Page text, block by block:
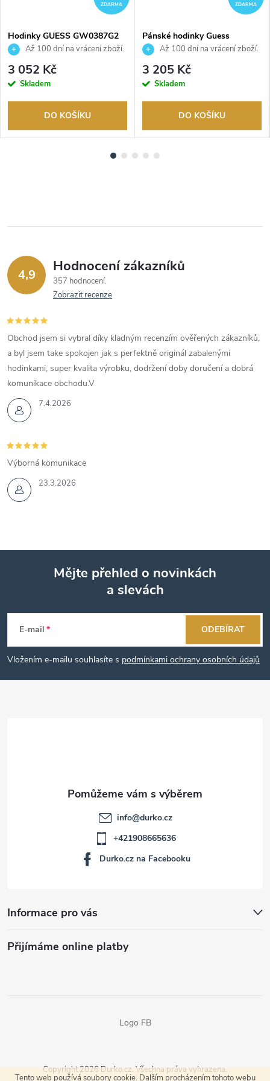
Tento web používá soubory cookie. Dalším procházením tohoto webu
ZDARMA
Hodinky GUESS GW0387G2
Až 100 dní na vrácení zboží.
Autorizovaný prodejce.
3 052 Kč
Skladem
DO KOŠÍKU
ZDARMA
Pánské hodinky Guess
GW0582G2
Až 100 dní na vrácení zboží.
Autorizovaný prodejce.
3 205 Kč
Skladem
DO KOŠÍKU
4,9 Hodnocení zákazníků
357 hodnocení
Zobrazit recenze
7.4.2026
Obchod jsem si vybral díky kladným recenzím ověřených zákazníků,
a byl jsem take spokojen jak s perfektně originál zabalenými
hodinkami, super kvalita výrobku, dodržení doby doručení a dobrá
komunikace obchodu.V
23.3.2026
Výborná komunikace
p
a
Mějte přehled o novinkách
a slevách
E-mail
Vložením e-mailu souhlasíte s podmínkami ochrany osobních údajů
ODEBÍRAT
Informace pro vás
Přijímáme online platby
info@durko.cz
+421908665636
Durko.cz na Facebooku
Logo FB
Copyright 2026 Durko.cz. Všechna práva vyhrazena.